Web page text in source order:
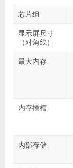
芯片组
显示屏尺寸
（对角线）
最大内存
内存插槽
内部存储